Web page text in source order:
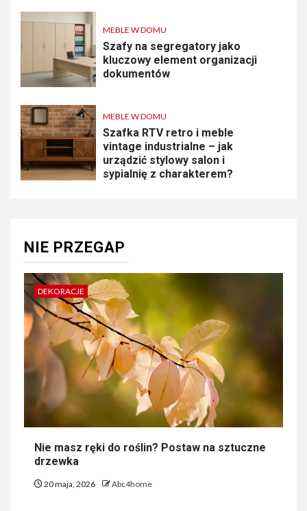
MEBLE W DOMU
Szafy na segregatory jako
kluczowy element organizacji
dokumentów
MEBLE W DOMU
Szafka RTV retro i meble
vintage industrialne – jak
urządzić stylowy salon i
sypialnię z charakterem?
NIE PRZEGAP
DEKORACJE
Nie masz ręki do roślin? Postaw na sztuczne
drzewka
20 maja, 2026 Abc4home